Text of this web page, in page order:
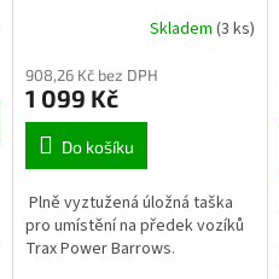
uspořádání vybavení
Skladem (3 ks)
908,26 Kč bez DPH
1 099 Kč
Do košíku
Plně vyztužená úložná taška
pro umístění na předek vozíků
Trax Power Barrows.